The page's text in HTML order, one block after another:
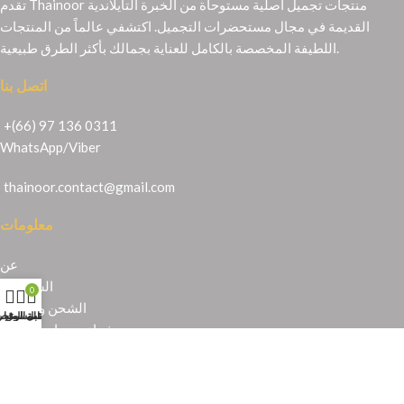
تقدم Thainoor منتجات تجميل أصلية مستوحاة من الخبرة التايلاندية
القديمة في مجال مستحضرات التجميل. اكتشفي عالماً من المنتجات
اللطيفة المخصصة بالكامل للعناية بجمالك بأكثر الطرق طبيعية.
اتصل بنا
+(66) 97 136 0311
WhatsApp/Viber
thainoor.contact@gmail.com
معلومات
عن
الشهادات
الشحن والإرجاع
شراء منتجات تايلندية
قائمة
0
عربة التسوق
حسابي